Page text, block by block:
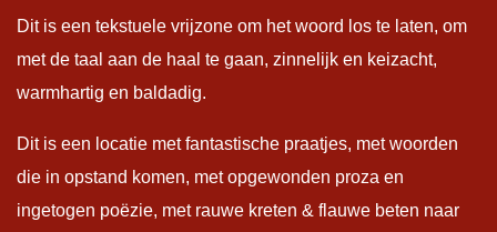
Dit is een tekstuele vrijzone om het woord los te laten, om
met de taal aan de haal te gaan, zinnelijk en keizacht,
warmhartig en baldadig.
Dit is een locatie met fantastische praatjes, met woorden
die in opstand komen, met opgewonden proza en
ingetogen poëzie, met rauwe kreten & flauwe beten naar